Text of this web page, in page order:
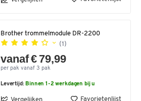
Brother trommelmodule DR-2200
(1)
vanaf € 79,99
per pak vanaf 3 pak
Levertijd: Binnen 1-2 werkdagen bij u
Vergelijken Favorietenlijst